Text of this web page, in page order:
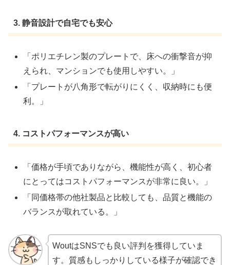
3. 静音設計で自宅でも安心
「ポリエチレン製のプレートで、床への衝撃音が抑
えられ、マンションでも使用しやすい。」
「プレートが八角形で転がりにくく、収納時にも便
利。」
4. コストパフォーマンスが高い
「価格が手頃でありながら、機能性が高く、初心者
にとってはコストパフォーマンスが非常に良い。」
「同価格帯の他社製品と比較しても、品質と機能の
バランスが取れている。」
WoutはSNSでも良い評判を獲得していま
す。質感もしっかりしている様子が確認でき